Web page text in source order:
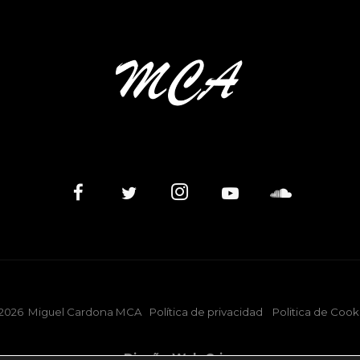
Miguel Cardona MCA Política de privacidad Politica de
Diseño Web Criar